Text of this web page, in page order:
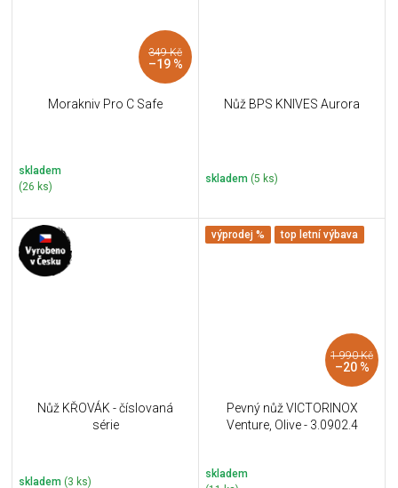
349 Kč
–19 %
Morakniv Pro C Safe
skladem
(26 ks)
Nůž BPS KNIVES Aurora
skladem (5 ks)
Nůž KŘOVÁK - číslovaná
série
skladem (3 ks)
výprodej % top letní výbava
1 990 Kč
–20 %
Pevný nůž VICTORINOX
Venture, Olive - 3.0902.4
skladem